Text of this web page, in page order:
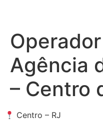
Agência
– Centro
Centro – RJ